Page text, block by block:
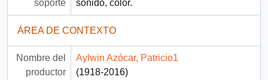
soporte sonido, color.
ÁREA DE CONTEXTO
Nombre del
productor
Aylwin Azócar, Patricio1
(1918-2016)